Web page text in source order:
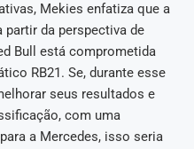
Mekies enfatiza que a
da perspectiva de
Bull está comprometida
RB21. Se, durante esse
seus resultados e
com uma
a Mercedes, isso seria